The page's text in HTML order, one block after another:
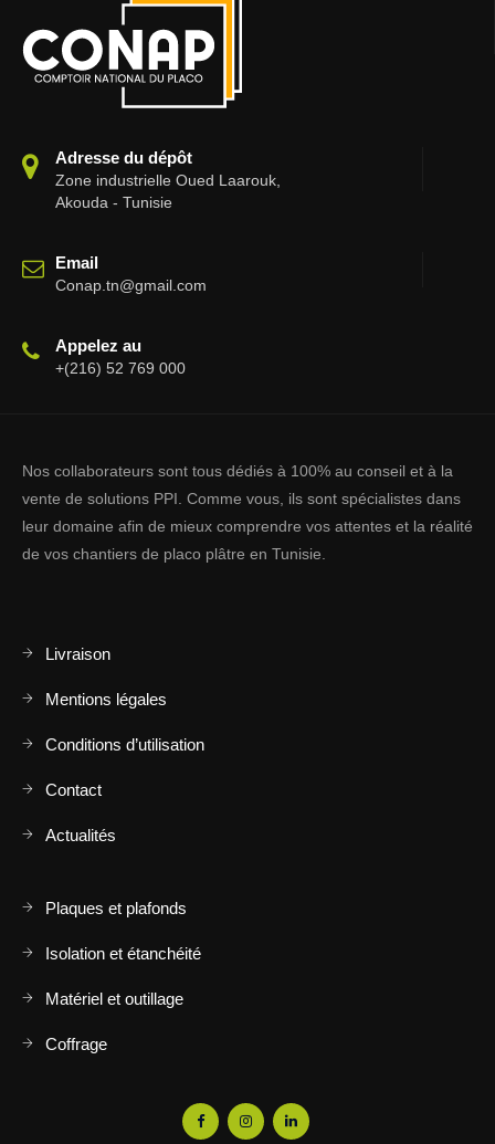
Adresse du dépôt
Zone industrielle Oued Laarouk,
Akouda - Tunisie
Email
Conap.tn@gmail.com
Appelez au
+(216) 52 769 000
Nos collaborateurs sont tous dédiés à 100% au conseil et à la
vente de solutions PPI. Comme vous, ils sont spécialistes dans
leur domaine afin de mieux comprendre vos attentes et la réalité
de vos chantiers de placo plâtre en Tunisie.
Livraison
Mentions légales
Conditions d’utilisation
Contact
Actualités
Plaques et plafonds
Isolation et étanchéité
Matériel et outillage
Coffrage